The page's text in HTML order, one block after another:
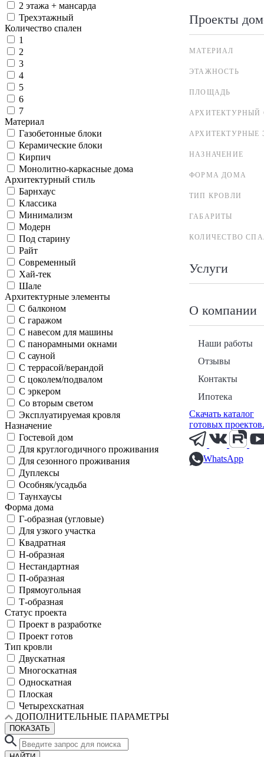
Проекты
МАТЕРИАЛ
ЭТАЖНОСТЬ
ПЛОЩАДЬ
АРХИТЕКТУРНЫЙ
АРХИТЕКТУРНЫЕ
НАЗНАЧЕНИЕ
ФОРМА ДОМА
ТИП КРОВЛИ
ГАБАРИТЫ
КОЛИЧЕСТВО
Услуги
О компании
Наши работы
Отзывы
Контакты
Ипотека
Скачать каталог
готовых
WhatsApp
2 этажа + мансарда
Трехэтажный
Количество спален
1
2
3
4
5
6
7
Материал
Газобетонные блоки
Керамические блоки
Кирпич
Монолитно-каркасные дома
Архитектурный стиль
Барнхаус
Классика
Минимализм
Модерн
Под старину
Райт
Современный
Хай-тек
Шале
Архитектурные элементы
С балконом
С гаражом
С навесом для машины
С панорамными окнами
С сауной
С террасой/верандой
С цоколем/подвалом
С эркером
Со вторым светом
Эксплуатируемая кровля
Назначение
Гостевой дом
Для круглогодичного проживания
Для сезонного проживания
Дуплексы
Особняк/усадьба
Таунхаусы
Форма дома
Г-образная (угловые)
Для узкого участка
Квадратная
Н-образная
Нестандартная
П-образная
Прямоугольная
Т-образная
Статус проекта
Проект в разработке
Проект готов
Тип кровли
Двускатная
Многоскатная
Односкатная
Плоская
Четырехскатная
ДОПОЛНИТЕЛЬНЫЕ ПАРАМЕТРЫ
ПОКАЗАТЬ